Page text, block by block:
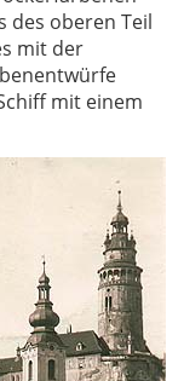
des oberen Teil
mit der
mit einem